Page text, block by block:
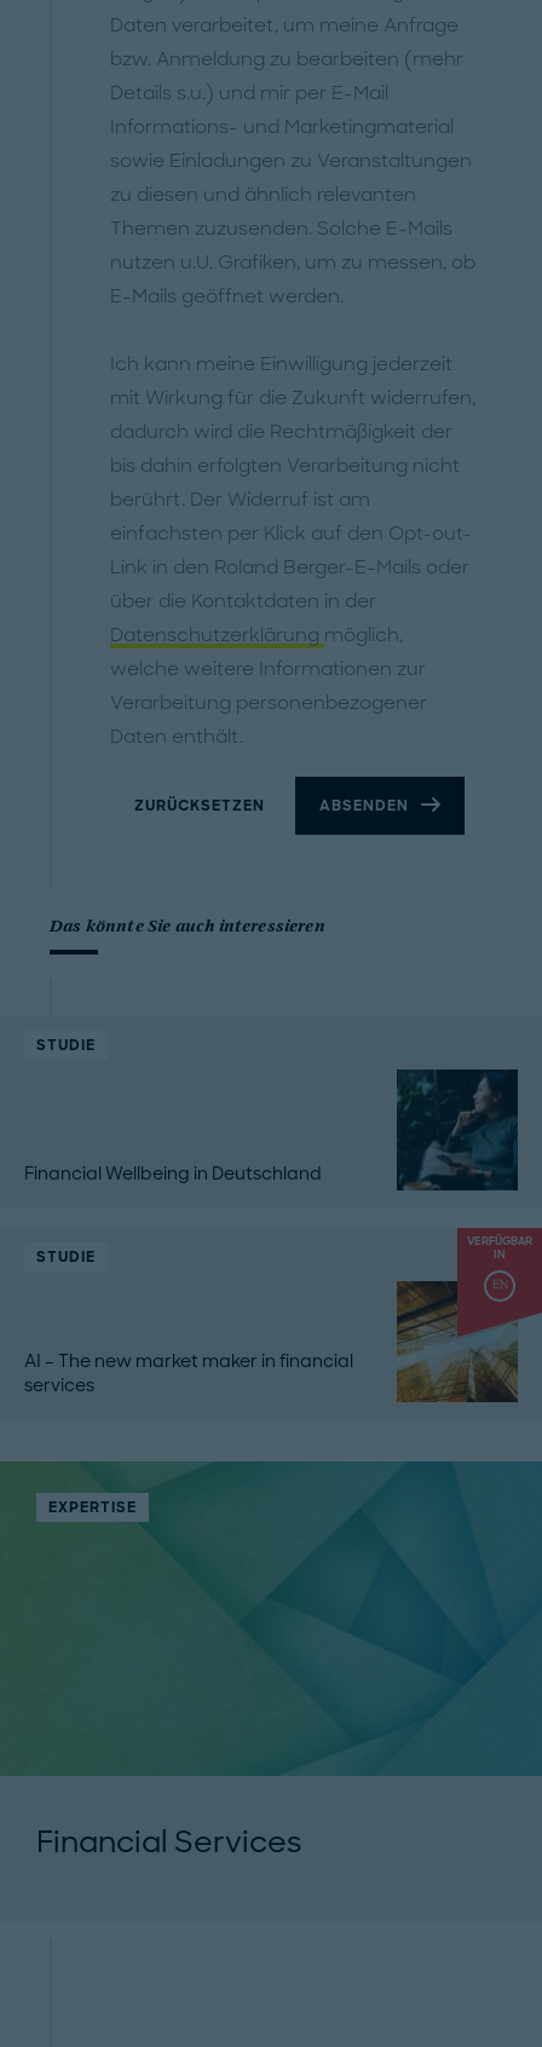
Daten verarbeitet, um meine Anfrage
bzw. Anmeldung zu bearbeiten (mehr
Details s.u.) und mir per E-Mail
Informations- und Marketingmaterial
sowie Einladungen zu Veranstaltungen
zu diesen und ähnlich relevanten
Themen zuzusenden. Solche E-Mails
nutzen u.U. Grafiken, um zu messen, ob
E-Mails geöffnet werden.
Ich kann meine Einwilligung jederzeit
mit Wirkung für die Zukunft widerrufen,
dadurch wird die Rechtmäßigkeit der
bis dahin erfolgten Verarbeitung nicht
berührt. Der Widerruf ist am
einfachsten per Klick auf den Opt-out-
Link in den Roland Berger-E-Mails oder
über die Kontaktdaten in der
Datenschutzerklärung möglich,
welche weitere Informationen zur
Verarbeitung personenbezogener
Daten enthält.
ZURÜCKSETZEN ABSENDEN
Das könnte Sie auch interessieren
STUDIE
Financial Wellbeing in Deutschland
VERFÜGBAR
IN
EN
STUDIE
AI – The new market maker in financial
services
EXPERTISE
Financial Services